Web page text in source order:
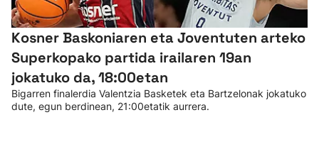
Kosner Baskoniaren eta Joventuten arteko
Superkopako partida irailaren 19an
jokatuko da, 18:00etan
Bigarren finalerdia Valentzia Basketek eta Bartzelonak jokatuko
dute, egun berdinean, 21:00etatik aurrera.